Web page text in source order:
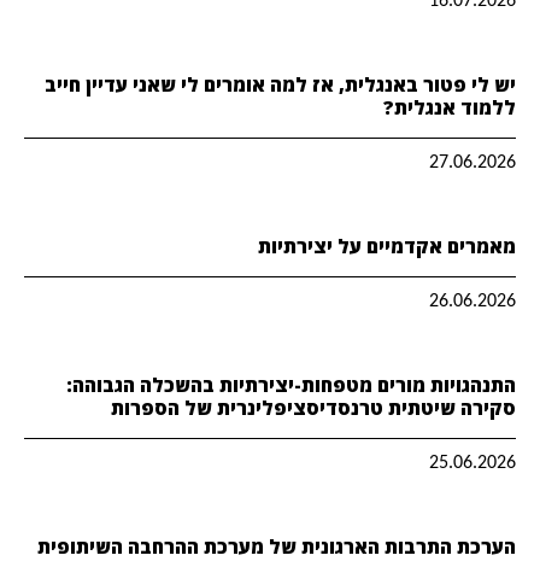
יש לי פטור באנגלית, אז למה אומרים לי שאני עדיין חייב
ללמוד אנגלית?
27.06.2026
מאמרים אקדמיים על יצירתיות
26.06.2026
התנהגויות מורים מטפחות-יצירתיות בהשכלה הגבוהה:
סקירה שיטתית טרנסדיסציפלינרית של הספרות
25.06.2026
הערכת התרבות הארגונית של מערכת ההרחבה השיתופית